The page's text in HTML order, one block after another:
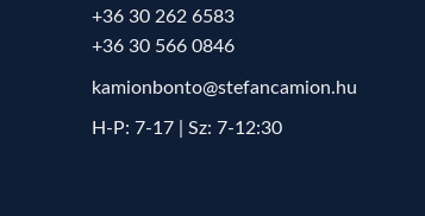
+36 30 262 6583
+36 30 566 0846
kamionbonto@stefancamion.hu
H-P: 7-17 | Sz: 7-12:30